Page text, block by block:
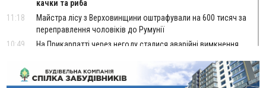
качки та риба
11:18
Майстра лісу з Верховинщини оштрафували на 600 тисяч за
переправлення чоловіків до Румунії
10:49
На Прикарпатті через негоду сталися аварійні вимкнення
10:43
За змову на тендері для Долинської лікарні двох
підприємців оштрафували на 272 тисячі гривень